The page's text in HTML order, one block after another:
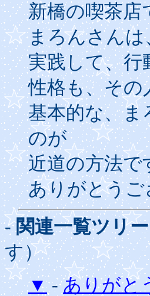
新橋の喫茶店
まろんさん
実践して、行
性格も、その
基本的な、
のが
近道の方法で
ありがとう
- 関連一覧ツリー
す）
▼-ありがと